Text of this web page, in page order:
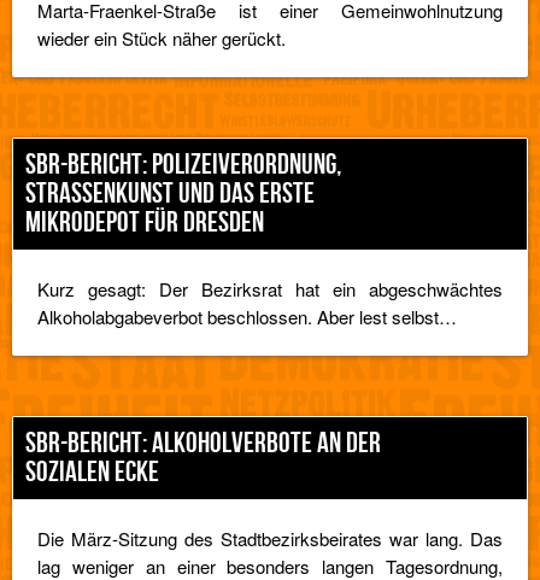
Marta-Fraenkel-Straße ist einer Gemeinwohlnutzung
wieder ein Stück näher gerückt.
SBR-BERICHT: POLIZEIVERORDNUNG,
STRASSENKUNST UND DAS ERSTE M
IKRODEPOT FÜR DRESDEN
Kurz gesagt: Der Bezirksrat hat ein abgeschwächtes
Alkoholabgabeverbot beschlossen. Aber lest selbst…
SBR-BERICHT: ALKOHOLVERBOTE AN DER
SOZIALEN ECKE
Die März-Sitzung des Stadtbezirksbeirates war lang. Das
lag weniger an einer besonders langen Tagesordnung,